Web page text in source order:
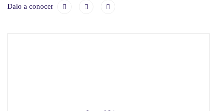
Dalo a conocer